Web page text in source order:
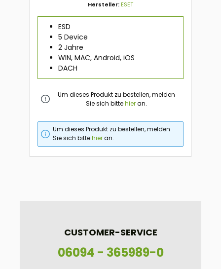
CUSTOMER-SERVICE
06094 - 365989-0
Hersteller:ESET
ESD
5 Device
2 Jahre
WIN, MAC, Android, iOS
DACH
Um dieses Produkt zu bestellen, melden
Sie sich bittehieran.
Um dieses Produkt zu bestellen, melden
Sie sich bittehieran.